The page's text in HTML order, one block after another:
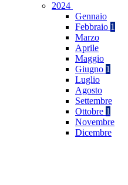
2024
Gennaio
Febbraio 1
Marzo
Aprile
Maggio
Giugno 1
Luglio
Agosto
Settembre
Ottobre 1
Novembre
Dicembre